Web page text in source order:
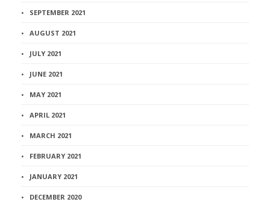
SEPTEMBER 2021
AUGUST 2021
JULY 2021
JUNE 2021
MAY 2021
APRIL 2021
MARCH 2021
FEBRUARY 2021
JANUARY 2021
DECEMBER 2020